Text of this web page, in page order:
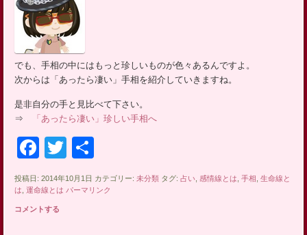
でも、手相の中にはもっと珍しいものが色々あるんですよ。
次からは「あったら凄い」手相を紹介していきますね。
是非自分の手と見比べて下さい。
⇒
「あったら凄い」珍しい手相へ
Facebook
Twitter
有
投稿日: 2014年10月1日 カテゴリー:未分類 タグ:占い ,感情線とは ,手相 ,生命線と
は ,運命線とは パーマリンク
コメントする